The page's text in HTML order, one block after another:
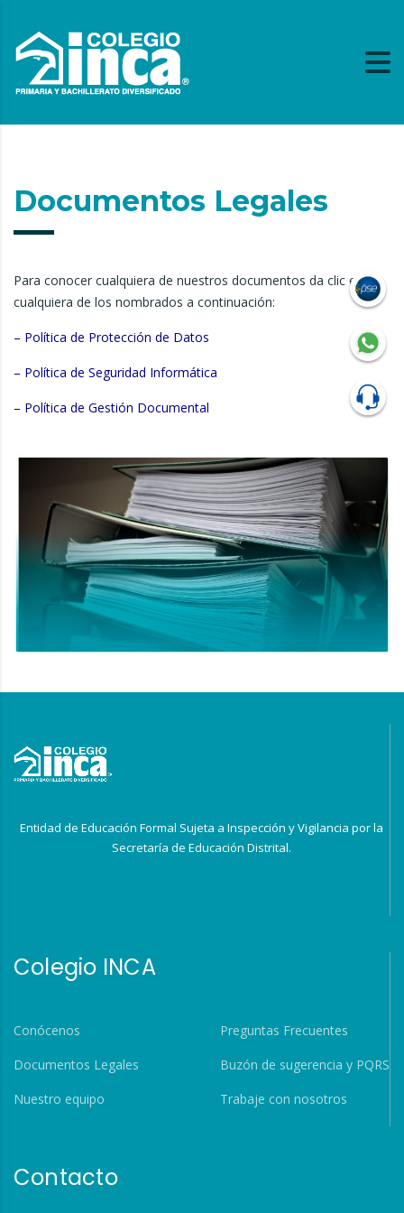
Documentos Legales
Para conocer cualquiera de nuestros documentos da clic en
cualquiera de los nombrados a continuación:
– Política de Protección de Datos
– Política de Seguridad Informática
– Política de Gestión Documental
Entidad de Educación Formal Sujeta a Inspección y Vigilancia por la
Secretaría de Educación Distrital.
Colegio INCA
Conócenos
Preguntas Frecuentes
Documentos Legales
Buzón de sugerencia y PQRS
Nuestro equipo
Trabaje con nosotros
Contacto